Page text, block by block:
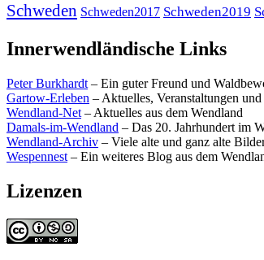
Schweden Schweden2017 Schweden2019
Innerwendländische Links
Peter Burkhardt – Ein guter Freund und
Gartow-Erleben – Aktuelles, Veranstaltungen
Wendland-Net – Aktuelles aus dem Wendland
Damals-im-Wendland – Das 20. Jahrhundert im
Wendland-Archiv – Viele alte und ganz alte
Wespennest – Ein weiteres Blog aus dem
Lizenzen